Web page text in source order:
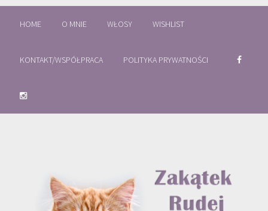
HOME O MNIE WŁOSY WISHLIST
KONTAKT/WSPÓŁPRACA POLITYKA PRYWATNOŚCI